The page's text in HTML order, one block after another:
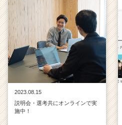
2023.08.15
説明会・選考共にオンラインで実
施中！